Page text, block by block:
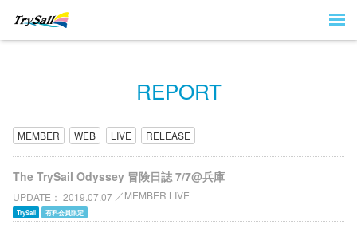
REPORT
MEMBER WEB LIVE RELEASE
The TrySail Odyssey 冒険日誌 7/7@兵庫
UPDATE 2019.07.07 MEMBER LIVE
TrySail 有料会員限定